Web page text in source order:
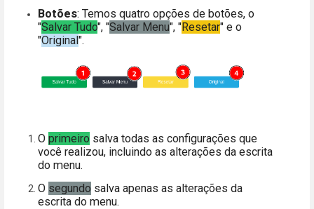
Botões: Temos quatro opções de botões, o
"Salvar Tudo", "Salvar Menu", "Resetar" e o
"Original".
O primeiro salva todas as configurações que
você realizou, incluindo as alterações da escrita
do menu.
O segundo salva apenas as alterações da
escrita do menu.